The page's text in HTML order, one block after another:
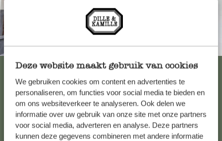
Deze website maakt gebruik van cookies
We gebruiken cookies om content en advertenties te
personaliseren, om functies voor social media te bieden en
om ons websiteverkeer te analyseren. Ook delen we
informatie over uw gebruik van onze site met onze partners
voor social media, adverteren en analyse. Deze partners
kunnen deze gegevens combineren met andere informatie
Immer in der Nähe
Alle 62 Geschäfte anzeigen
Kundenservice/Hilfe
Falls Sie Fragen haben oder Tipps und Hilfe brauchen, wenden